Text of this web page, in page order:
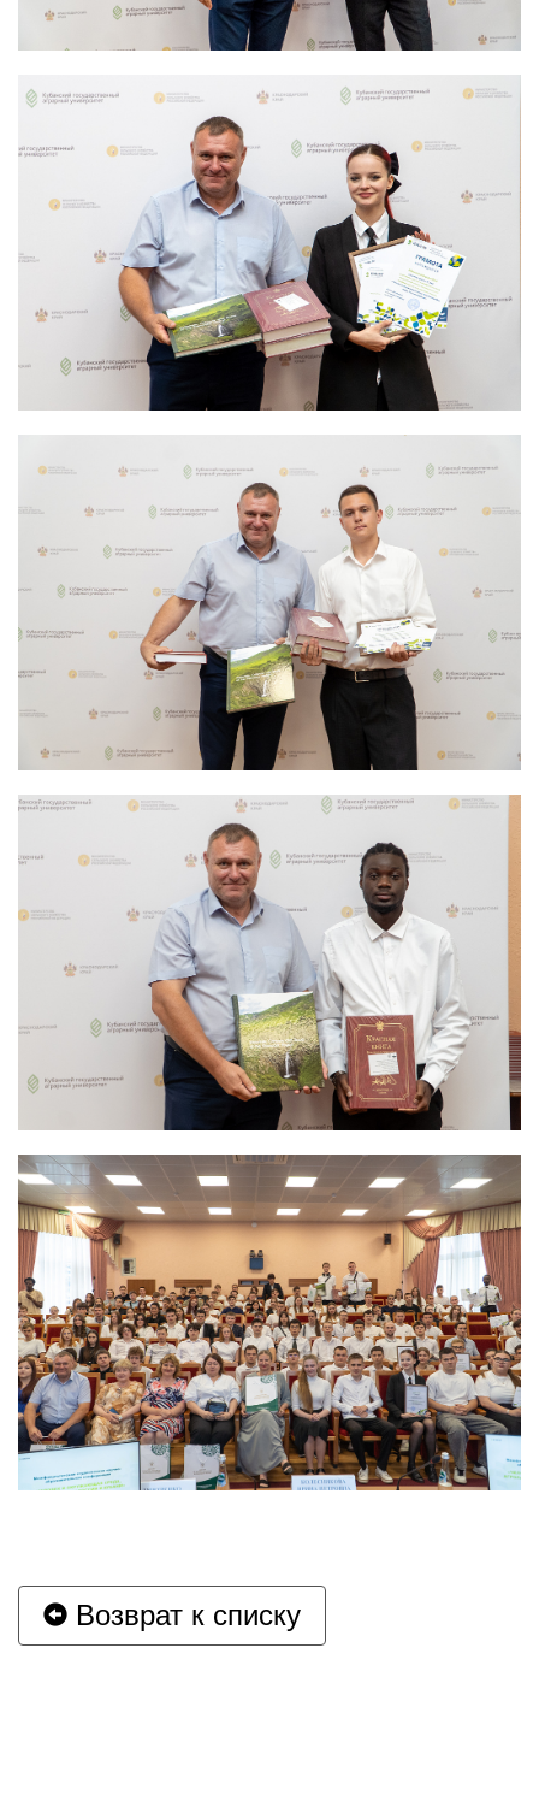
Возврат к списку